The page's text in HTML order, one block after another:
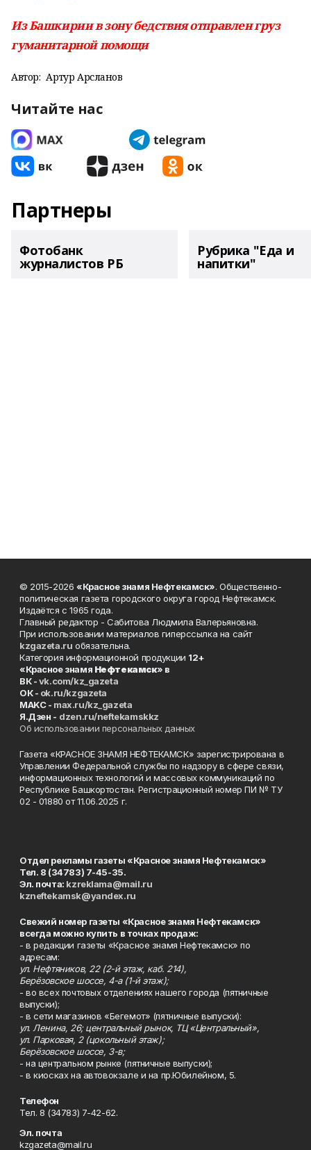
Из Башкирии в зону бедствия отправлен груз
гуманитарной помощи
Автор: Артур Арсланов
Читайте нас
Партнеры
Фотобанк
журналистов РБ
Рубрика "Еда и
напитки"
© 2015-2026 «Красное знамя Нефтекамск». Общественно-
политическая газета городского округа город Нефтекамск.
Издаётся с 1965 года.
Главный редактор - Сабитова Людмила Валерьяновна.
При использовании материалов гиперссылка на сайт
kzgazeta.ru обязательна.
Категория информационной продукции 12+
«Красное знамя Нефтекамск» в
ВК -vk.com/kz_gazeta
ОК - ok.ru/kzgazeta
MAKC - max.ru/kz_gazeta
Я.Дзен - dzen.ru/neftekamskkz
Об использовании персональных данных
Газета «КРАСНОЕ ЗНАМЯ НЕФТЕКАМСК» зарегистрирована в
Управлении Федеральной службы по надзору в сфере связи,
информационных технологий и массовых коммуникаций по
Республике Башкортостан. Регистрационный номер ПИ № ТУ
02 - 01880 от 11.06.2025 г.
Отдел рекламы газеты «Красное знамя Нефтекамск»
Тел. 8 (34783) 7-45-35.
Эл. почта: kzreklama@mail.ru
kzneftekamsk@yandex.ru
Свежий номер газеты «Красное знамя Нефтекамск»
всегда можно купить в точках продаж:
- в редакции газеты «Красное знамя Нефтекамск» по
адресам:
ул. Нефтяников, 22 (2-й этаж, каб. 214),
Берёзовское шоссе, 4-а (1-й этаж);
- во всех почтовых отделениях нашего города (пятничные
выпуски);
- в сети магазинов «Бегемот» (пятничные выпуски):
ул. Ленина, 26; центральный рынок, ТЦ «Центральный»,
ул. Парковая, 2 (цокольный этаж);
Берёзовское шоссе, 3-в;
- на центральном рынке (пятничные выпуски);
- в киосках на автовокзале и на пр.Юбилейном, 5.
Телефон
Тел. 8 (34783) 7-42-62.
Эл. почта
kzgazeta@mail.ru